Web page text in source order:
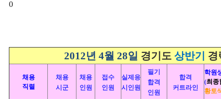
0
2012년 4월 28일 경기도 상반기 경
채용
직렬
채용
시군
채용
인원
접수
인원
실제응
시인원
필기
합격
인원
합격
커트라인
학원
(최종
황토